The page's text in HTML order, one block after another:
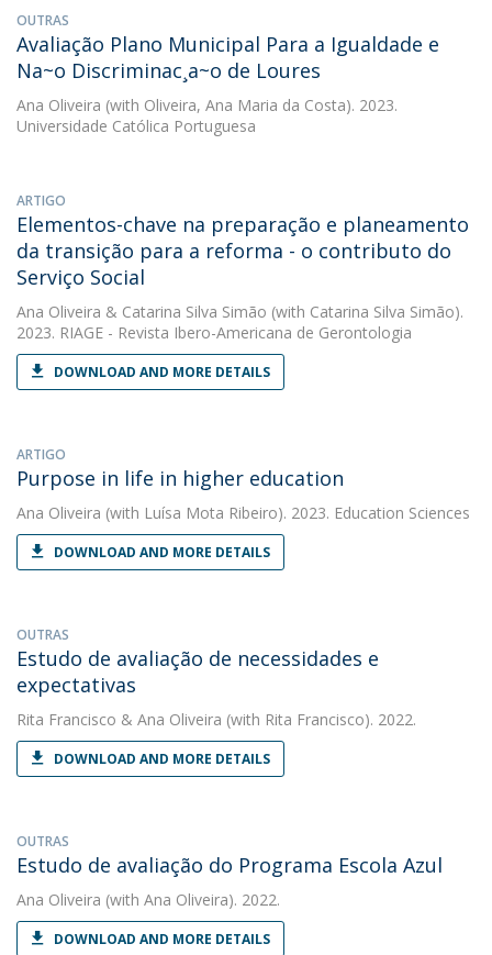
OUTRAS
Avaliação Plano Municipal Para a Igualdade e
Na~o Discriminac¸a~o de Loures
Ana Oliveira (with Oliveira, Ana Maria da Costa). 2023.
Universidade Católica Portuguesa
ARTIGO
Elementos-chave na preparação e planeamento
da transição para a reforma - o contributo do
Serviço Social
Ana Oliveira & Catarina Silva Simão (with Catarina Silva Simão).
2023. RIAGE - Revista Ibero-Americana de Gerontologia
DOWNLOAD AND MORE DETAILS
ARTIGO
Purpose in life in higher education
Ana Oliveira (with Luísa Mota Ribeiro). 2023. Education Sciences
DOWNLOAD AND MORE DETAILS
OUTRAS
Estudo de avaliação de necessidades e
expectativas
Rita Francisco & Ana Oliveira (with Rita Francisco). 2022.
DOWNLOAD AND MORE DETAILS
OUTRAS
Estudo de avaliação do Programa Escola Azul
Ana Oliveira (with Ana Oliveira). 2022.
DOWNLOAD AND MORE DETAILS